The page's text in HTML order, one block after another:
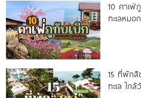
10 คาเฟ่
ทะเลหม
15 ที่พักสิ
ทะเล ใกล้